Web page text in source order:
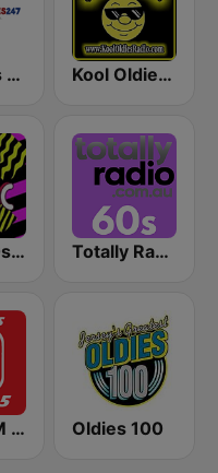
All Oldies 247 Kool Oldies Radio
Magic 80s Florida Totally Radio 60s
Oldies FM 98.5 Stereo Oldies 100